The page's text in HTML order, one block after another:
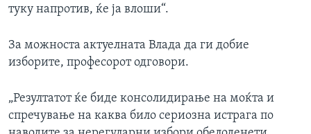
туку напротив, ќе ја влоши“.
За можноста актуелната Влада да ги добие
изборите, професорот одговори.
„Резултатот ќе биде консолидирање на моќта и
спречување на каква било сериозна истрага по